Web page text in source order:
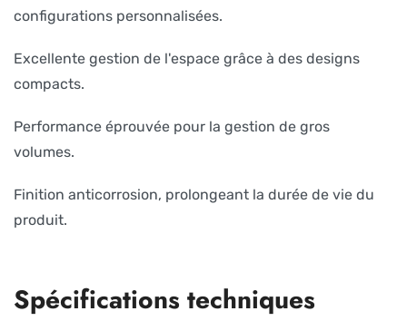
configurations personnalisées.
Excellente gestion de l'espace grâce à des designs
compacts.
Performance éprouvée pour la gestion de gros
volumes.
Finition anticorrosion, prolongeant la durée de vie du
produit.
Spécifications techniques